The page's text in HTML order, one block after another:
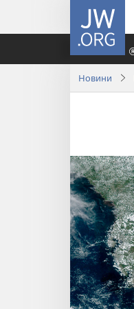
JW.ORG
Новини